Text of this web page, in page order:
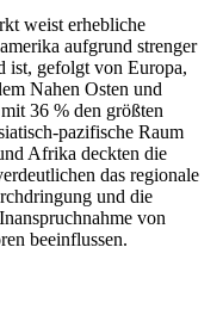
weist erhebliche
aufgrund strenger
ist, gefolgt von Europa,
Nahen Osten und
36 ​​% den größten
pazifische Raum
Afrika deckten die
das regionale
und die
von
beeinflussen.